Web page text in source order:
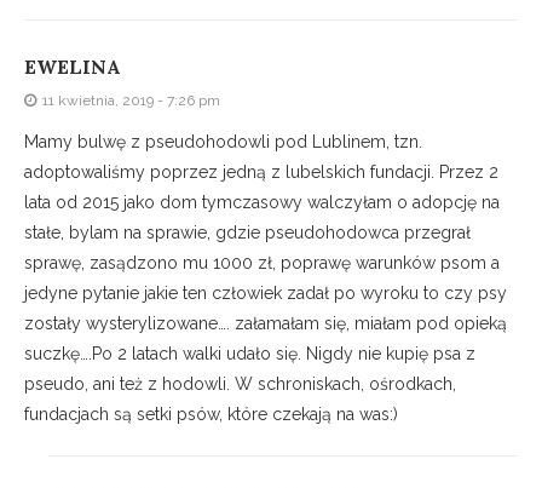
EWELINA
11 kwietnia, 2019 - 7:26 pm
Mamy bulwę z pseudohodowli pod Lublinem, tzn.
adoptowaliśmy poprzez jedną z lubelskich fundacji. Przez 2
lata od 2015 jako dom tymczasowy walczyłam o adopcję na
stałe, bylam na sprawie, gdzie pseudohodowca przegrał
sprawę, zasądzono mu 1000 zł, poprawę warunków psom a
jedyne pytanie jakie ten człowiek zadał po wyroku to czy psy
zostały wysterylizowane…. załamałam się, miałam pod opieką
suczkę….Po 2 latach walki udało się. Nigdy nie kupię psa z
pseudo, ani też z hodowli. W schroniskach, ośrodkach,
fundacjach są setki psów, które czekają na was:)